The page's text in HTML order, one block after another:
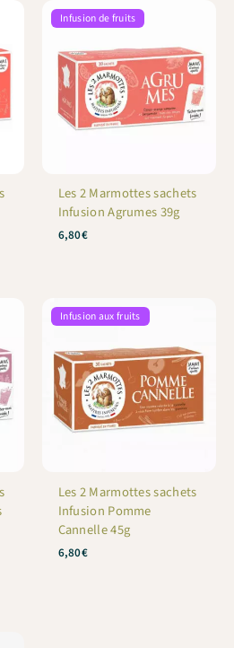
Infusion de fruits
Les 2 Marmottes sachets
Infusion Agrumes 39g
6,80€
Infusion aux fruits
Les 2 Marmottes sachets
Infusion Pomme
Cannelle 45g
6,80€